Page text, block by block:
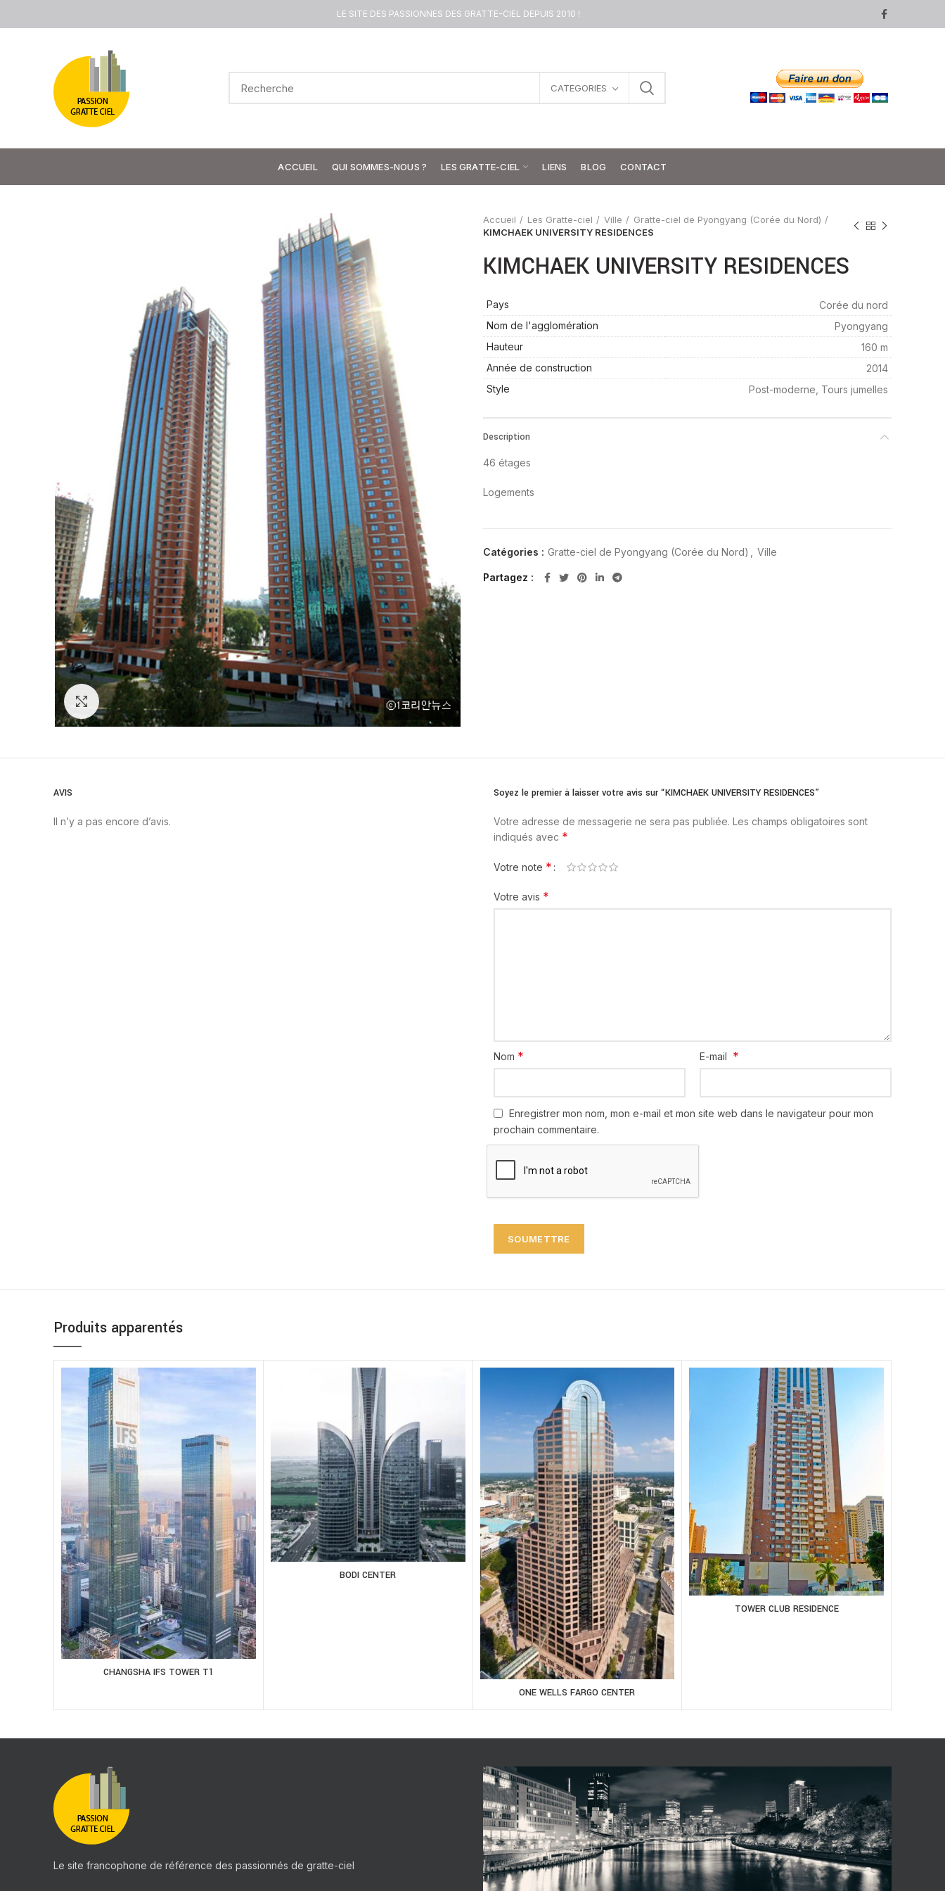
LE SITE DES PASSIONNES DES GRATTE-CIEL DEPUIS 2010 !
CATEGORIES
ACCUEIL QUI SOMMES-NOUS ? LES GRATTE-CIEL LIENS BLOG CONTACT
Zoom
Accueil Les Gratte-ciel Ville
Gratte-ciel de Pyongyang (Corée du Nord)
KIMCHAEK UNIVERSITY RESIDENCES
KIMCHAEK UNIVERSITY RESIDENCES
Pays
Corée du nord
Nom de l'agglomération
Pyongyang
Hauteur
160 m
Année de construction
2014
Style
Post-moderne, Tours jumelles
Description
46 étages
Logements
Catégories : Gratte-ciel de Pyongyang (Corée du Nord) Ville
Partagez
AVIS
Il n’y a pas encore d’avis.
Soyez le premier à laisser votre avis sur “KIMCHAEK UNIVERSITY RESIDENCES”
Votre adresse de messagerie ne sera pas publiée. Les champs obligatoires sont
indiqués avec *
Votre note *
Votre avis *
Nom * E-mail *
Enregistrer mon nom, mon e-mail et mon site web dans le navigateur pour mon
prochain commentaire.
Produits apparentés
CHANGSHA IFS TOWER T1
BODI CENTER
ONE WELLS FARGO CENTER
TOWER CLUB RESIDENCE
Le site francophone de référence des passionnés de gratte-ciel